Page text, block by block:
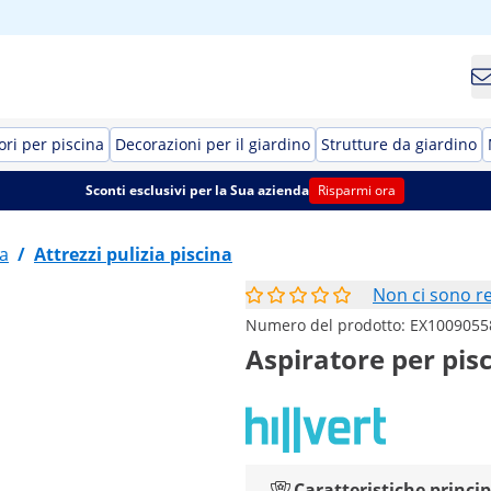
per piscina Decorazioni per il giardino Strutture da giardino
Sconti esclusivi per la Sua azienda Risparmi ora
/ Attrezzi pulizia piscina
Non ci sono
Numero del prodotto:
Aspiratore per